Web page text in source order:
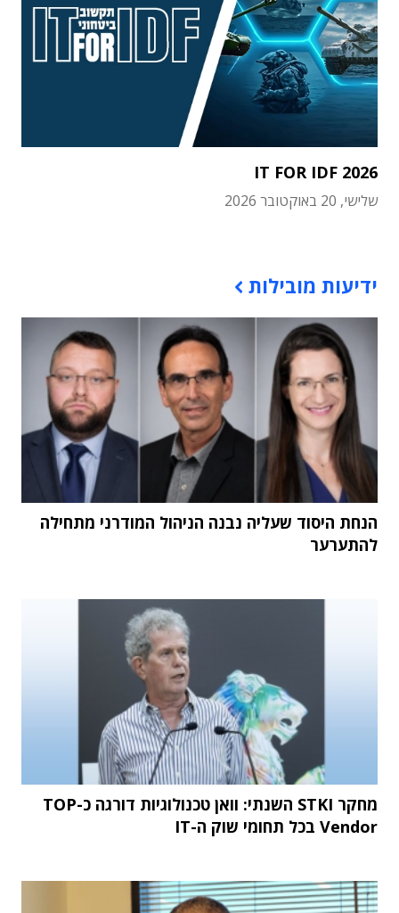
IT FOR IDF 2026
שלישי, 20 באוקטובר 2026
ידיעות מובילות
הנחת היסוד שעליה נבנה הניהול המודרני מתחילה
להתערער
מחקר STKI השנתי: וואן טכנולוגיות דורגה כ-TOP
Vendor בכל תחומי שוק ה-IT